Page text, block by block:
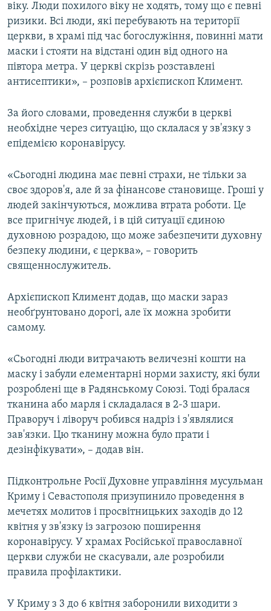
віку. Люди похилого віку не ходять, тому що є певні
ризики. Всі люди, які перебувають на території
церкви, в храмі під час богослужіння, повинні мати
маски і стояти на відстані один від одного на
півтора метра. У церкві скрізь розставлені
антисептики», – розповів архієпископ Климент.
За його словами, проведення служби в церкві
необхідне через ситуацію, що склалася у зв'язку з
епідемією коронавірусу.
«Сьогодні людина має певні страхи, не тільки за
своє здоров'я, але й за фінансове становище. Гроші у
людей закінчуються, можлива втрата роботи. Це
все пригнічує людей, і в цій ситуації єдиною
духовною розрадою, що може забезпечити духовну
безпеку людини, є церква», – говорить
священнослужитель.
Архієпископ Климент додав, що маски зараз
необґрунтовано дорогі, але їх можна зробити
самому.
«Сьогодні люди витрачають величезні кошти на
маску і забули елементарні норми захисту, які були
розроблені ще в Радянському Союзі. Тоді бралася
тканина або марля і складалася в 2-3 шари.
Праворуч і ліворуч робився надріз і з'являлися
зав'язки. Цю тканину можна було прати і
дезінфікувати», – додав він.
Підконтрольне Росії Духовне управління мусульман
Криму і Севастополя призупинило проведення в
мечетях молитов і просвітницьких заходів до 12
квітня у зв'язку із загрозою поширення
коронавірусу. У храмах Російської православної
церкви служби не скасували, але розробили
правила профілактики.
У Криму з 3 до 6 квітня заборонили виходити з